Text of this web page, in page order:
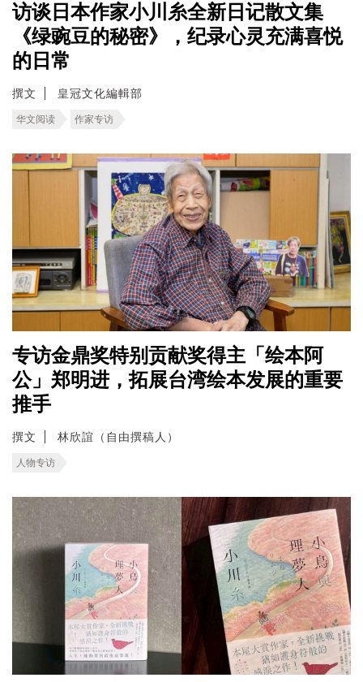
访谈日本作家小川糸全新日记散文集
《绿豌豆的秘密》，纪录心灵充满喜悦
的日常
撰文 皇冠文化編輯部
华文阅读 作家专访
专访金鼎奖特别贡献奖得主「绘本阿
公」郑明进，拓展台湾绘本发展的重要
推手
撰文 林欣誼（自由撰稿人）
人物专访